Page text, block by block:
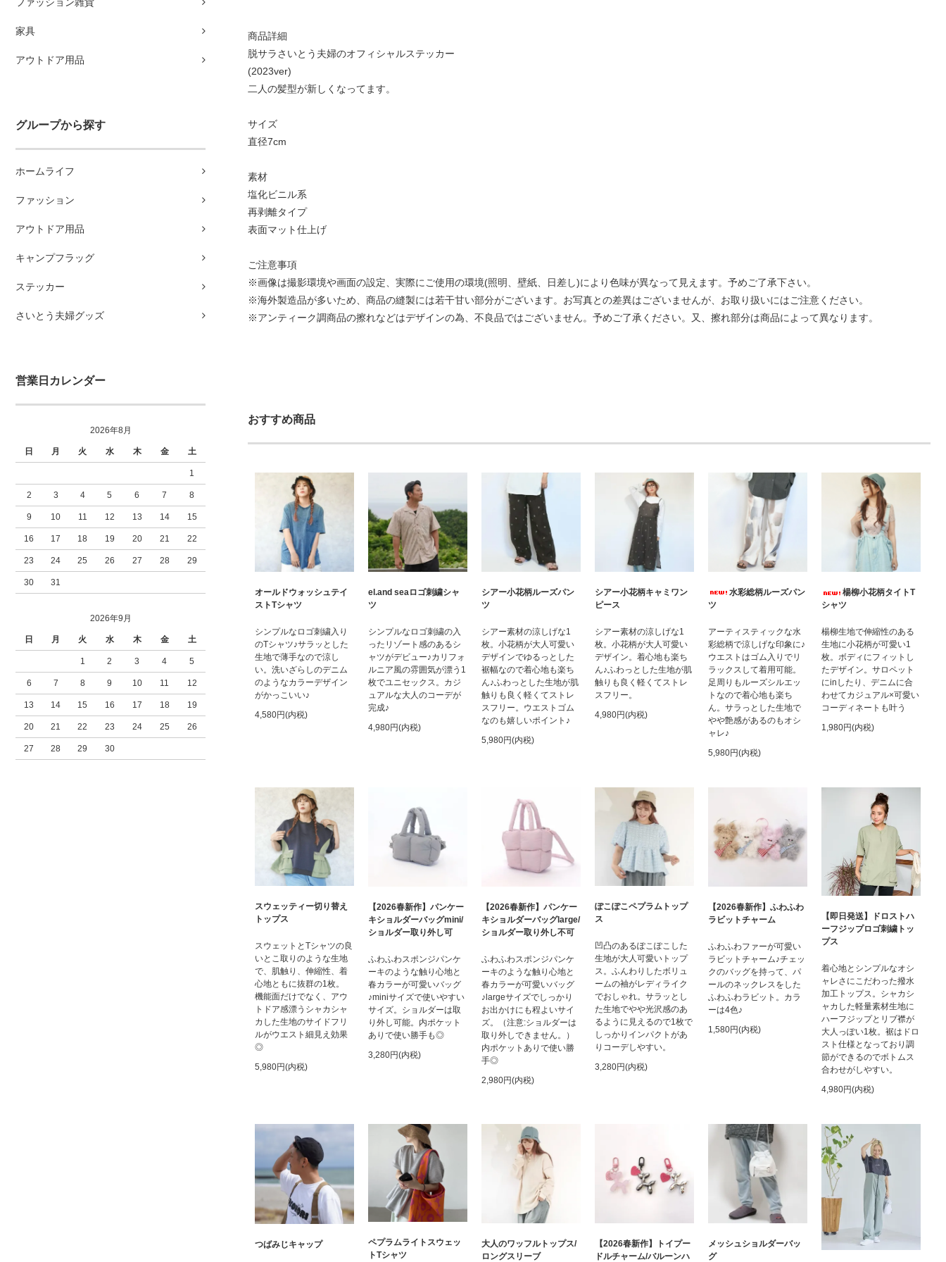
家具
アウトドア用品
グループから探す
ホームライフ
ファッション
アウトドア用品
キャンプフラッグ
ステッカー
さいとう夫婦グッズ
営業日カレンダー
2026年8月
日 月 火 水 木 金 土
1
2 3 4 5 6 7 8
9 10 11 12 13 14 15
16 17 18 19 20 21 22
23 24 25 26 27 28 29
30 31
2026年9月
日 月 火 水 木 金 土
1 2 3 4 5
6 7 8 9 10 11 12
13 14 15 16 17 18 19
20 21 22 23 24 25 26
27 28 29 30
商品詳細
脱サラさいとう夫婦のオフィシャルステッカー
(2023ver)
二人の髪型が新しくなってます。
サイズ
直径7cm
素材
塩化ビニル系
再剥離タイプ
表面マット仕上げ
ご注意事項
※画像は撮影環境や画面の設定、実際にご使用の環境(照明、壁紙、日差し)により色味が異なって見えます。予めご了承下さい。
※海外製造品が多いため、商品の縫製には若干甘い部分がございます。お写真との差異はございませんが、お取り扱いにはご注意ください。
※アンティーク調商品の擦れなどはデザインの為、不良品ではございません。予めご了承ください。又、擦れ部分は商品によって異なります。
おすすめ商品
オールドウォッシュテイ
ストTシャツ
シンプルなロゴ刺繍入り
のTシャツ♪サラッとした
生地で薄手なので涼し
い。洗いざらしのデニム
のようなカラーデザイン
がかっこいい♪
4,580円(内税)
el.and seaロゴ刺繍シャ
ツ
シンプルなロゴ刺繍の入
ったリゾート感のあるシ
ャツがデビュー♪カリフォ
ルニア風の雰囲気が漂う1
枚でユニセックス。カジ
ュアルな大人のコーデが
完成♪
4,980円(内税)
シアー小花柄ルーズパン
ツ
シアー素材の涼しげな1
枚。小花柄が大人可愛い
デザインでゆるっとした
裾幅なので着心地も楽ち
ん♪ふわっとした生地が肌
触りも良く軽くてストレ
スフリー。ウエストゴム
なのも嬉しいポイント♪
5,980円(内税)
シアー小花柄キャミワン
ピース
シアー素材の涼しげな1
枚。小花柄が大人可愛い
デザイン。着心地も楽ち
ん♪ふわっとした生地が肌
触りも良く軽くてストレ
スフリー。
4,980円(内税)
水彩総柄ルーズパン
ツ
アーティスティックな水
彩総柄で涼しげな印象に♪
ウエストはゴム入りでリ
ラックスして着用可能。
足周りもルーズシルエッ
トなので着心地も楽ち
ん。サラっとした生地で
やや艶感があるのもオシ
ャレ♪
5,980円(内税)
楊柳小花柄タイトT
シャツ
楊柳生地で伸縮性のある
生地に小花柄が可愛い1
枚。ボディにフィットし
たデザイン。サロペット
にinしたり、デニムに合
わせてカジュアル×可愛い
コーディネートも叶う
1,980円(内税)
スウェッティー切り替え
トップス
スウェットとTシャツの良
いとこ取りのような生地
で、肌触り、伸縮性、着
心地ともに抜群の1枚。
機能面だけでなく、アウ
トドア感漂うシャカシャ
カした生地のサイドフリ
ルがウエスト細見え効果
◎
5,980円(内税)
【2026春新作】パンケー
キショルダーバッグmini/
ショルダー取り外し可
ふわふわスポンジパンケ
ーキのような触り心地と
春カラーが可愛いバッグ
♪miniサイズで使いやすい
サイズ。ショルダーは取
り外し可能。内ポケット
ありで使い勝手も◎
3,280円(内税)
【2026春新作】パンケー
キショルダーバッグlarge/
ショルダー取り外し不可
ふわふわスポンジパンケ
ーキのような触り心地と
春カラーが可愛いバッグ
♪largeサイズでしっかり
お出かけにも程よいサイ
ズ。（注意:ショルダーは
取り外しできません。）
内ポケットありで使い勝
手◎
2,980円(内税)
ぽこぽこペプラムトップ
ス
凹凸のあるぽこぽこした
生地が大人可愛いトップ
ス。ふんわりしたボリュ
ームの袖がレディライク
でおしゃれ。サラッとし
た生地でやや光沢感のあ
るように見えるので1枚で
しっかりインパクトがあ
りコーデしやすい。
3,280円(内税)
【2026春新作】ふわふわ
ラビットチャーム
ふわふわファーが可愛い
ラビットチャーム♪チェッ
クのバッグを持って、パ
ールのネックレスをした
ふわふわラビット。カラ
ーは4色♪
1,580円(内税)
【即日発送】ドロストハ
ーフジップロゴ刺繍トッ
プス
着心地とシンプルなオシ
ャレさにこだわった撥水
加工トップス。シャカシ
ャカした軽量素材生地に
ハーフジップとリブ襟が
大人っぽい1枚。裾はドロ
スト仕様となっており調
節ができるのでボトムス
合わせがしやすい。
4,980円(内税)
つばみじキャップ
ペプラムライトスウェッ
トTシャツ
大人のワッフルトップス/
ロングスリーブ
【2026春新作】トイプー
ドルチャーム/バルーンハ
メッシュショルダーバッ
グ